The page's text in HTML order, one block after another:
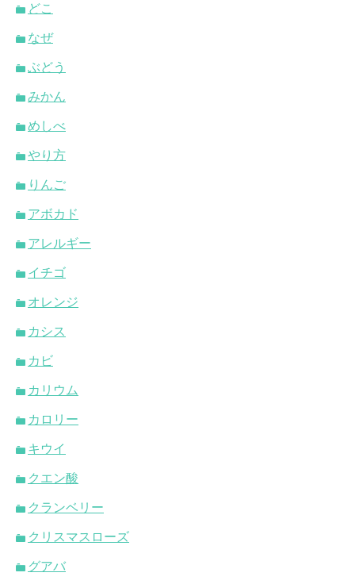
どこ
なぜ
ぶどう
みかん
めしべ
やり方
りんご
アボカド
アレルギー
イチゴ
オレンジ
カシス
カビ
カリウム
カロリー
キウイ
クエン酸
クランベリー
クリスマスローズ
グアバ